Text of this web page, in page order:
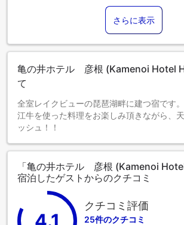
さらに表示
亀の井ホテル 彦根 (Kamenoi Hotel
て
全室レイクビューの琵琶湖畔に建つ宿です
江牛を使った料理をお楽しみ頂きながら、
ッシュ！！
「亀の井ホテル 彦根 (Kamenoi
宿泊したゲストからのクチコミ
クチコミ評価
25件のクチコミ